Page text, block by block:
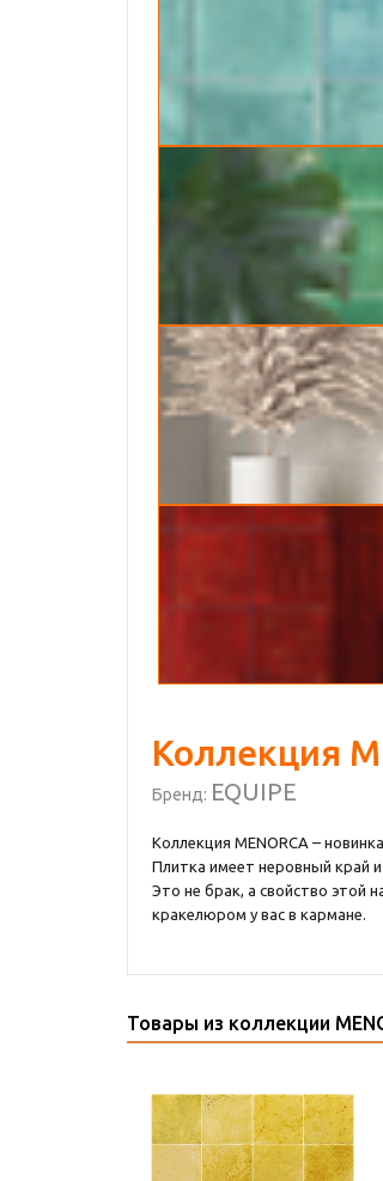
Коллекция
Бренд: EQUIPE
Коллекция MENORCA –
Плитка имеет неровный край
Это не брак, а свойство этой
кракелюром у вас в кармане.
Товары из коллекции